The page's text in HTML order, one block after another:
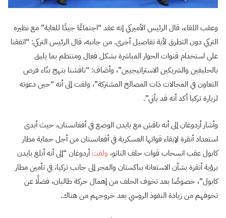
وعقب اللقاء، قال الرئيس الأميركي إنه عقد “اجتماعًا جيدًا للغاية” مع نظيره
التركي دون التطرق لأية تفاصيل أخرى. من جانبه، قال الرئيس التركي: “اتفقنا
على استخدام قنوات الحوار المباشرة بشكل فعال ومنتظم بما يليق
بالحليفين والشريكين الاستراتيجيين”، وأضاف: “ناقشنا بنهج بنّاء فرص
التعاون في المجالات ذات المصالح المشتركة”، ولفت إلى أنه “حين دعوته
لزيارة تركيا أكد أنه قد يأتي”.
وأشار أردوغان إلى أنه ناقش مع بايدن الوضع في أفغانستان، حيث أبدى
استعداد أنقرة لإبقاء قواتها العسكرية في أفغانستان من أجل حماية مطار
كابول عقب انسحاب قوات حلف الناتو، ولفتأردوغان “إلى أنه أبلغ بايدن
برؤية أنقرة بشأن الاستعانة بباكستان والمجر إلى جانب تركيا، في تأمين مطار
كابول”، خصوصًا بعد تخوف الحلف من إهمال حركة طالبان، فضلًا عن
تخوفهم من زيادة النفوذ الروسي بعد خروجهم من هناك.